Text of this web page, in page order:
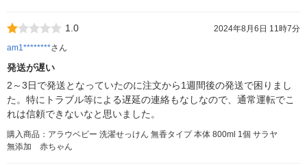
1.0
2024年8月6日 11時7分
am1********さん
発送が遅い
2～3日で発送となっていたのに注文から1週間後の発送で困りまし
た。特にトラブル等による遅延の連絡もなしなので、通常運転でこ
れは信頼できないなと思いました。
購入商品：アラウベビー 洗濯せっけん 無香タイプ 本体 800ml 1個 サラヤ
無添加 赤ちゃん